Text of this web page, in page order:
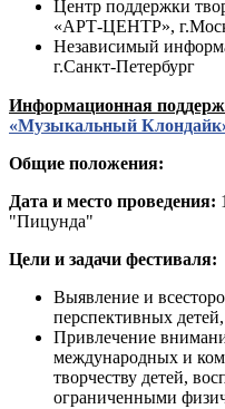
Центр поддержки
«АРТ-ЦЕНТР»,
Независимый
г.Санкт-Петербург
Информационная
«Музыкальный
Общие положения:
Дата и место проведения:
"Пицунда"
Цели и задачи фестиваля:
Выявление и
перспективных
Привлечение
международных и
творчеству детей,
ограниченными